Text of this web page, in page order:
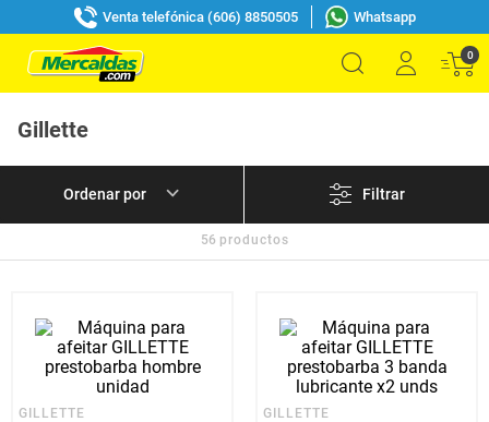
Venta telefónica (606) 8850505 Whatsapp
0
Gillette
Filtrar
56 productos
GILLETTE GILLETTE